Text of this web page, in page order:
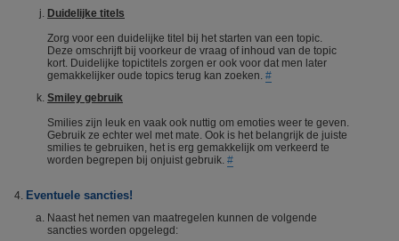
Duidelijke titels
Zorg voor een duidelijke titel bij het starten van een topic.
Deze omschrijft bij voorkeur de vraag of inhoud van de topic
kort. Duidelijke topictitels zorgen er ook voor dat men later
gemakkelijker oude topics terug kan zoeken. #
Smiley gebruik
Smilies zijn leuk en vaak ook nuttig om emoties weer te geven.
Gebruik ze echter wel met mate. Ook is het belangrijk de juiste
smilies te gebruiken, het is erg gemakkelijk om verkeerd te
worden begrepen bij onjuist gebruik. #
Eventuele sancties!
Naast het nemen van maatregelen kunnen de volgende
sancties worden opgelegd: